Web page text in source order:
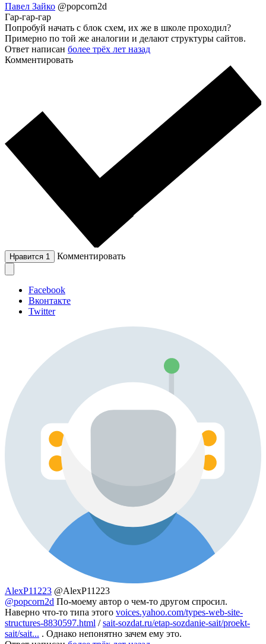
Павел Зайко @popcorn2d
Гар-гар-гар
Попробуй начать с блок схем, их же в школе проходил?
Примерно по той же аналогии и делают структуры сайтов.
Ответ написан более трёх лет назад
Комментировать
Нравится 1 Комментировать
Facebook
Вконтакте
Twitter
AlexP11223 @AlexP11223
@popcorn2d По-моему автор о чем-то другом спросил.
Наверно что-то типа этого voices.yahoo.com/types-web-site-
structures-8830597.html /sait-sozdat.ru/etap-sozdanie-sait/proekt-
sait/sait... . Однако непонятно зачем ему это.